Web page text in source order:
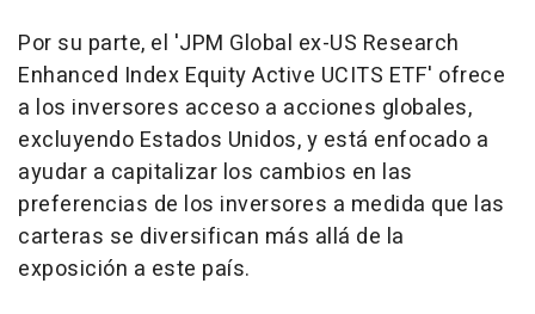
Por su parte, el 'JPM Global ex-US Research
Enhanced Index Equity Active UCITS ETF' ofrece
a los inversores acceso a acciones globales,
excluyendo Estados Unidos, y está enfocado a
ayudar a capitalizar los cambios en las
preferencias de los inversores a medida que las
carteras se diversifican más allá de la
exposición a este país.